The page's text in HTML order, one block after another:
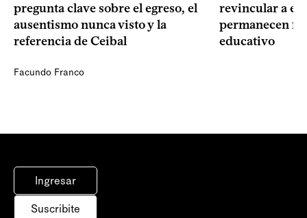
pregunta clave sobre el egreso, el
ausentismo nunca visto y la
referencia de Ceibal
Facundo Franco
revincular a
permanecen
educativo
Ingresar
Suscribite